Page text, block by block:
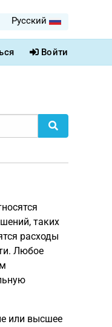
Pусский
Войти
таких
расходы
Любое
или высшее